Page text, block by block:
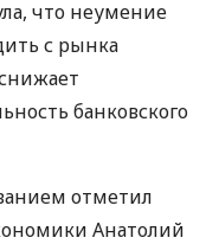
что неумение
с рынка
банковского
отметил
Анатолий